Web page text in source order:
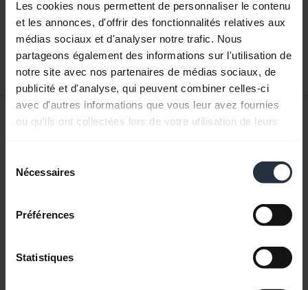
Les cookies nous permettent de personnaliser le contenu
et les annonces, d'offrir des fonctionnalités relatives aux
médias sociaux et d'analyser notre trafic. Nous
partageons également des informations sur l'utilisation de
notre site avec nos partenaires de médias sociaux, de
publicité et d'analyse, qui peuvent combiner celles-ci
avec d'autres informations que vous leur avez fournies
ou qu'ils ont collectées lors de votre utilisation de leurs
Nécessaires
Préférences
Statistiques
Anglais
Télécharger
1.17 MB - pdf
Manuel de l'utilisateur